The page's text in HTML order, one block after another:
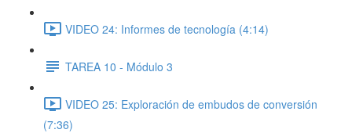
VIDEO 24: Informes de tecnología (4:14)
TAREA 10 - Módulo 3
VIDEO 25: Exploración de embudos de conversión
(7:36)